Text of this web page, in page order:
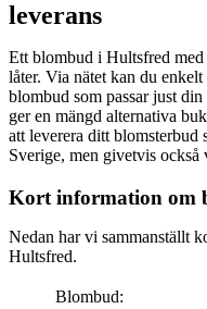
leverans
Ett blombud i Hultsfred med
låter. Via nätet kan du
blombud som passar just din dag
ger en mängd alternativa
att leverera ditt blomsterbud
Sverige, men givetvis
Kort information om
Nedan har vi sammanställt
Hultsfred.
Blombud: